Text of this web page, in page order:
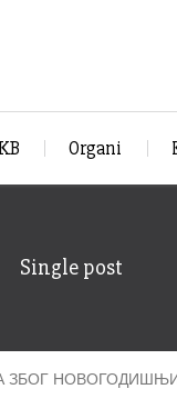
Organi
Single post
ЗБОГ